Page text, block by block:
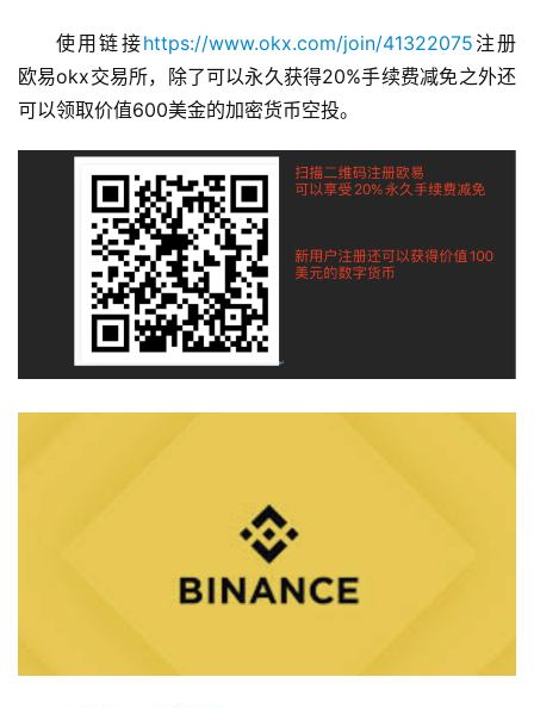
使用链接https://www.okx.com/join/41322075注册
欧易okx交易所，除了可以永久获得20%手续费减免之外还
可以领取价值600美金的加密货币空投。